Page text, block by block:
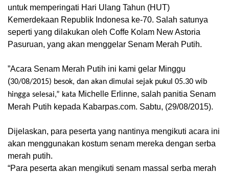
untuk memperingati Hari Ulang Tahun (HUT)
Kemerdekaan Republik Indonesa ke-70.‎ Salah satunya
seperti yang dilakukan oleh Coffe Kolam New Astoria
Pasuruan, yang akan menggelar Senam Merah Putih.
‎”Acara Senam Merah Putih ini kami gelar Minggu
(30/08/2015) besok, dan akan dimulai‎ sejak pukul 05.30 wib
hingga selesai,” kata Michelle Erlinne, salah panitia Senam
Merah Putih kepada Kabarpas.com. Sabtu, (29/08/2015).
Dijelaskan, para peserta yang nantinya mengikuti acara ini
akan menggunakan kostum senam mereka dengan serba
merah putih.
“Para peserta akan mengikuti senam massal serba merah